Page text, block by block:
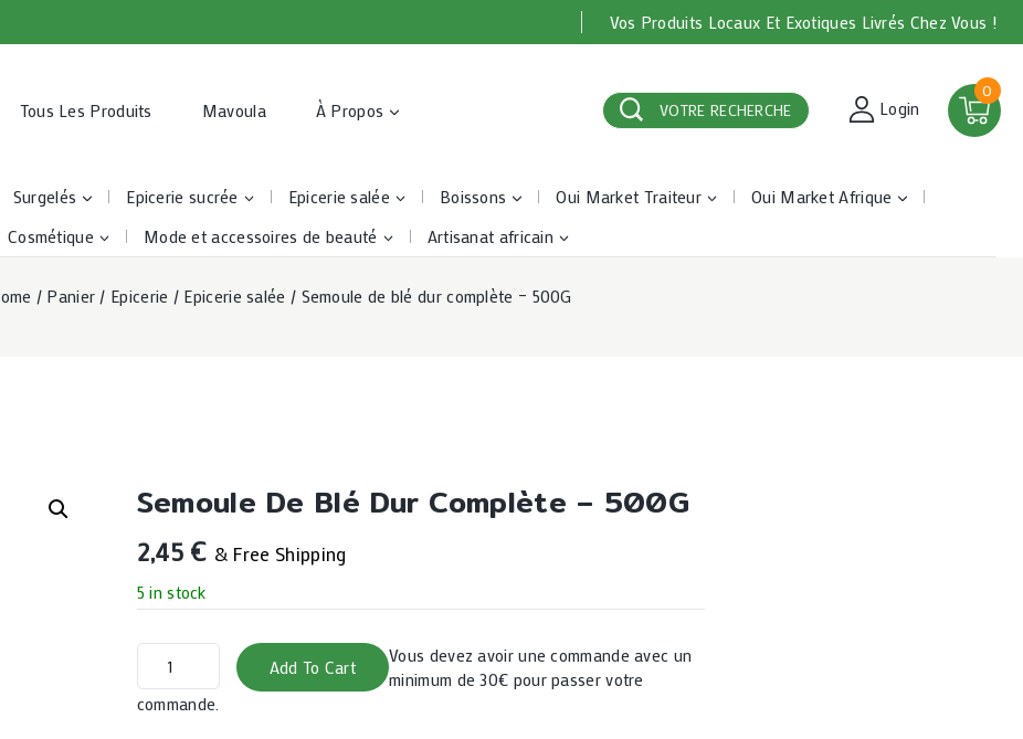
Vos Produits Locaux Et Exotiques Livrés Chez Vous !
Tous Les Produits Mavoula À Propos VOTRE RECHERCHE Login
0
Surgelés Epicerie sucrée Epicerie salée Boissons Oui Market Traiteur
Oui Market Afrique
Cosmétique
Mode et accessoires de beauté Artisanat africain
/ Panier / Epicerie / Epicerie salée / Semoule de blé dur complète – 500G
Semoule De Blé Dur Complète – 500G
2,45 € & Free Shipping
5 in stock
blé
Add To Cart
Vous devez avoir une commande avec un
minimum de 30€ pour passer votre
commande.